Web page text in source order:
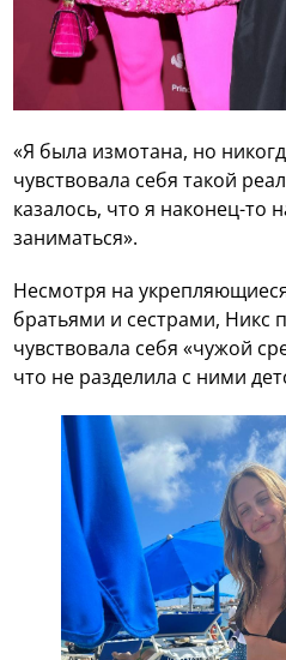
«Я была измотана, но
чувствовала себя такой
казалось, что я наконец-то
заниматься».
Несмотря на
братьями и сестрами, Никс
чувствовала себя «чужой
что не разделила с ними